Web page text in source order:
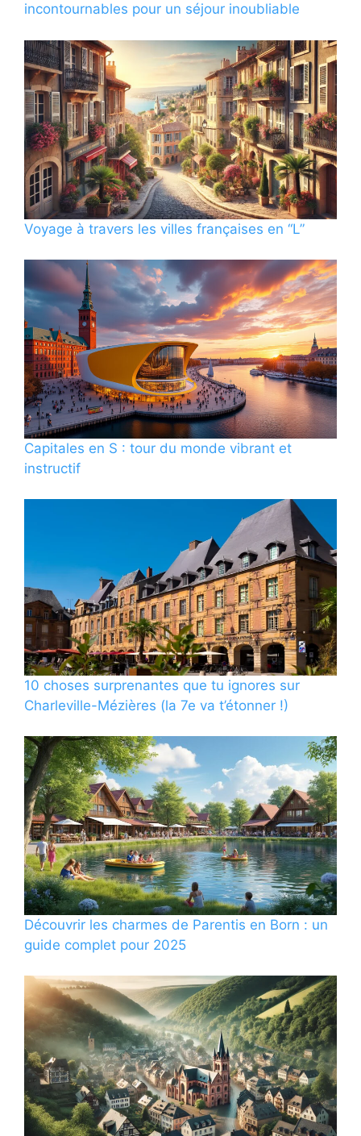
incontournables pour un séjour inoubliable
Voyage à travers les villes françaises en “L”
Capitales en S : tour du monde vibrant et
instructif
10 choses surprenantes que tu ignores sur
Charleville-Mézières (la 7e va t’étonner !)
Découvrir les charmes de Parentis en Born : un
guide complet pour 2025